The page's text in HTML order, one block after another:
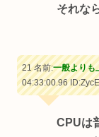
それな
21 名前:一般よりも
04:33:00.96
CPUは